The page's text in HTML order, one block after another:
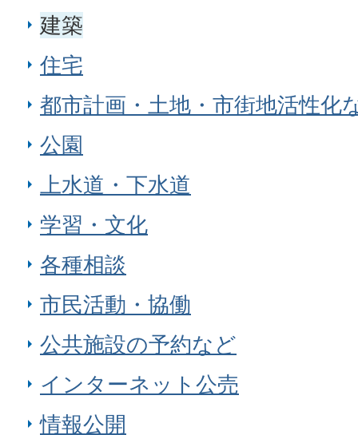
建築
住宅
都市計画・土地・市街地活性化
公園
上水道・下水道
学習・文化
各種相談
市民活動・協働
公共施設の予約など
インターネット公売
情報公開